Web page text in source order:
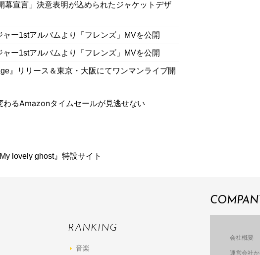
幕宣言」決意表明が込められたジャケットデザ
ー1stアルバムより「フレンズ」MVを公開
ー1stアルバムより「フレンズ」MVを公開
』リリース＆東京・大阪にてワンマンライブ開
るAmazonタイムセールが見逃せない
lovely ghost』特設サイト
RANKING
音楽
会社概要
運営会社